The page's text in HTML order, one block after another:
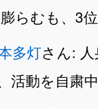
らむも、3
多灯さん:
活動を自粛